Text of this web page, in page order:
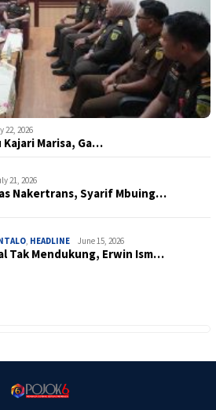
22, 2026
Marisa, Ga…
21, 2026
Nakertrans, Syarif Mbuing…
HEADLINE June 15, 2026
Tak Mendukung, Erwin Ism…